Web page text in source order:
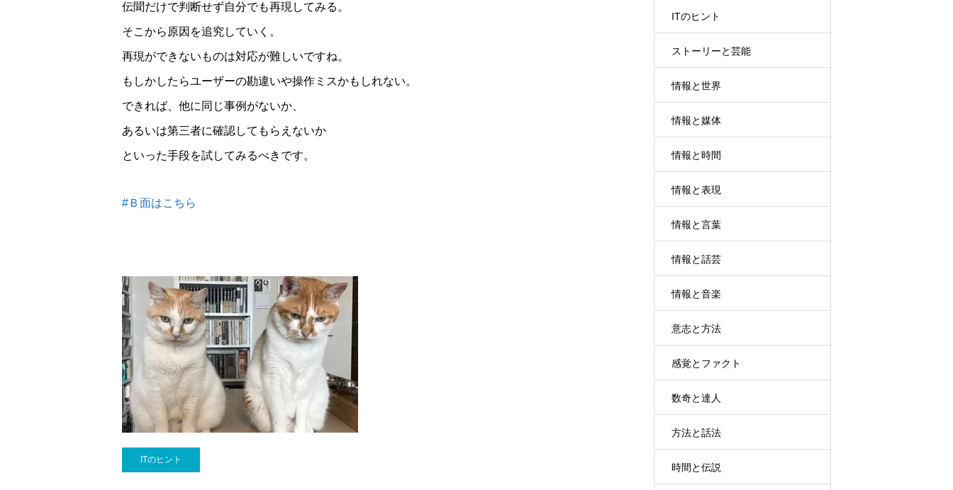
伝聞だけで判断せず自分でも再現してみる。
そこから原因を追究していく。
再現ができないものは対応が難しいですね。
もしかしたらユーザーの勘違いや操作ミスかもしれない。
できれば、他に同じ事例がないか、
あるいは第三者に確認してもらえないか
といった手段を試してみるべきです。
#Ｂ面はこちら
ITのヒント
ITのヒント
ストーリーと芸能
情報と世界
情報と媒体
情報と時間
情報と表現
情報と言葉
情報と話芸
情報と音楽
意志と方法
感覚とファクト
数奇と達人
方法と話法
時間と伝説